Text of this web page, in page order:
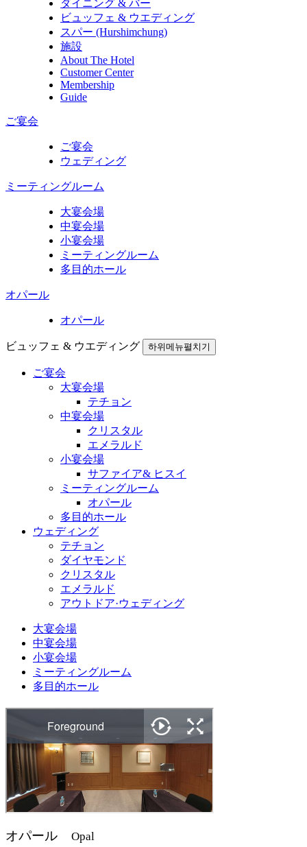
ダイニング & バー
ビュッフェ & ウエディング
スパー (Hurshimchung)
施設
About The Hotel
Customer Center
Membership
Guide
ご宴会
ご宴会
ウェディング
ミーティングルーム
大宴会場
中宴会場
小宴会場
ミーティングルーム
多目的ホール
オパール
オパール
ビュッフェ & ウエディング 하위메뉴펼치기
ご宴会
大宴会場
テチョン
中宴会場
クリスタル
エメラルド
小宴会場
サファイア& ヒスイ
ミーティングルーム
オパール
多目的ホール
ウェディング
テチョン
ダイヤモンド
クリスタル
エメラルド
アウトドア·ウェディング
大宴会場
中宴会場
小宴会場
ミーティングルーム
多目的ホール
オパール Opal